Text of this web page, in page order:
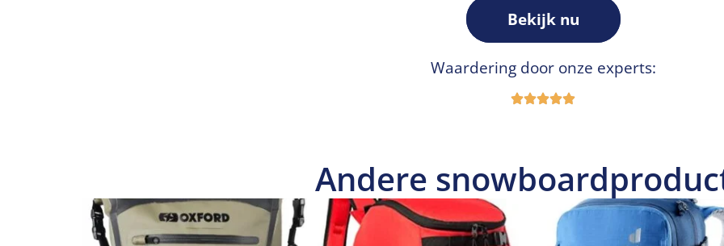
Bekijk nu
Waardering door onze experts:
Andere